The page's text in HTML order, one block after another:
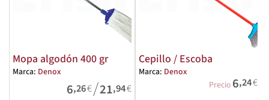
Mopa algodón 400 gr
Marca: Denox
6,26€/21,94€
Cepillo / Escoba
Marca: Denox
Precio 6,24€